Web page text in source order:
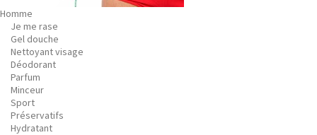
Homme
Je me rase
Gel douche
Nettoyant visage
Déodorant
Parfum
Minceur
Sport
Préservatifs
Hydratant